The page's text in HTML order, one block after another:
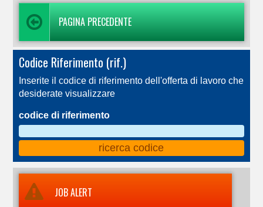
PAGINA PRECEDENTE
Codice Riferimento (rif.)
Inserite il codice di riferimento dell'offerta di lavoro che
desiderate visualizzare
codice di riferimento
JOB ALERT